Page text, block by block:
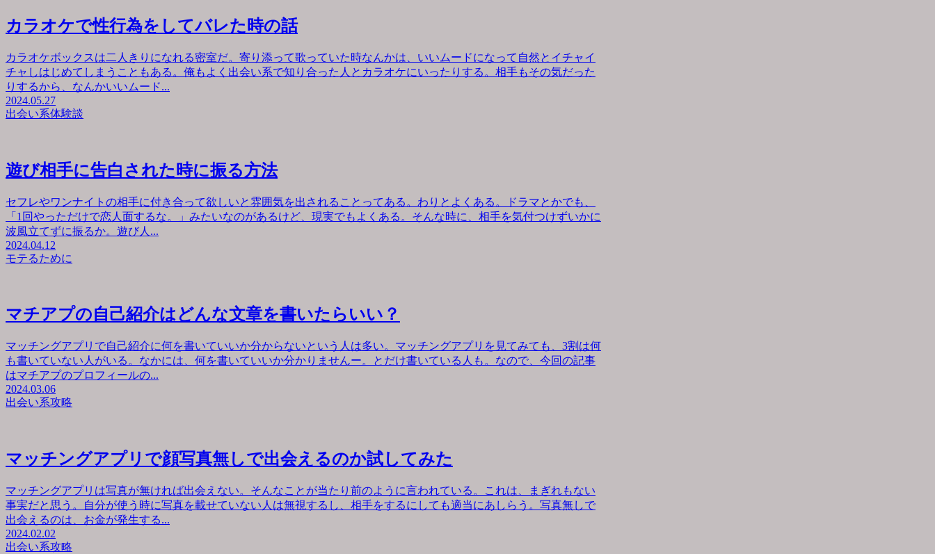
カラオケで性行為をしてバレた時の話
カラオケボックスは二人きりになれる密室だ。寄り添って歌っていた時なんかは、いいムードになって自然とイチャイ
チャしはじめてしまうこともある。俺もよく出会い系で知り合った人とカラオケにいったりする。相手もその気だった
りするから、なんかいいムード...
2024.05.27
出会い系体験談
遊び相手に告白された時に振る方法
セフレやワンナイトの相手に付き合って欲しいと雰囲気を出されることってある。わりとよくある。ドラマとかでも、
「1回やっただけで恋人面するな。」みたいなのがあるけど、現実でもよくある。そんな時に、相手を気付つけずいかに
波風立てずに振るか。遊び人...
2024.04.12
モテるために
マチアプの自己紹介はどんな文章を書いたらいい？
マッチングアプリで自己紹介に何を書いていいか分からないという人は多い。マッチングアプリを見てみても、3割は何
も書いていない人がいる。なかには、何を書いていいか分かりませんー。とだけ書いている人も。なので、今回の記事
はマチアプのプロフィールの...
2024.03.06
出会い系攻略
マッチングアプリで顔写真無しで出会えるのか試してみた
マッチングアプリは写真が無ければ出会えない。そんなことが当たり前のように言われている。これは、まぎれもない
事実だと思う。自分が使う時に写真を載せていない人は無視するし、相手をするにしても適当にあしらう。写真無しで
出会えるのは、お金が発生する...
2024.02.02
出会い系攻略